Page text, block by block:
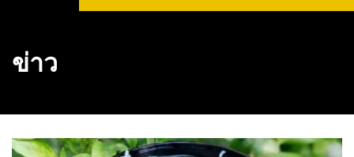
expect that
fruit
ข่าว